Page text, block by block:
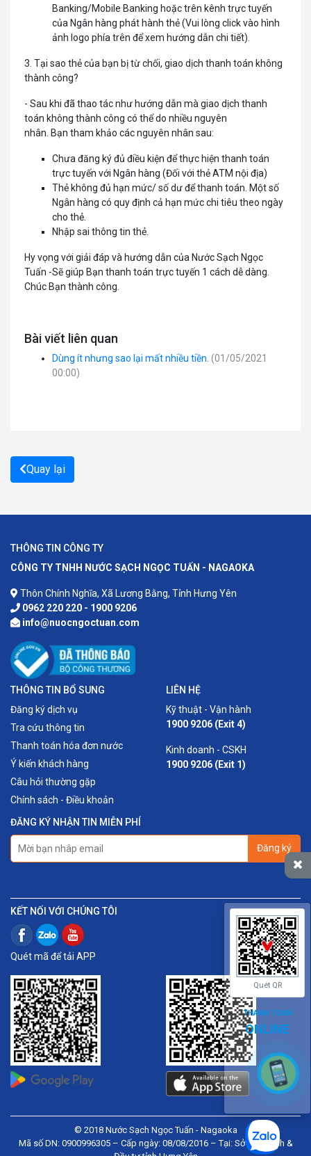
Banking/Mobile Banking hoặc trên kênh trực tuyến
của Ngân hàng phát hành thẻ(Vui lòng click vào hình
ảnh logo phía trên để xem hướng dẫn chi tiết).
3. Tại sao thẻ của bạn bị từ chối, giao dịch thanh toán không
thành công?
- Sau khi đã thao tác như hướng dẫn mà giao dịch thanh
toán không thành công có thể do nhiều nguyên
nhân. Bạn tham khảo các nguyên nhân sau:
Chưa đăng ký đủ điều kiện để thực hiện thanh toán
trực tuyến với Ngân hàng (Đối với thẻ ATM nội địa)
Thẻ không đủ hạn mức/ số dư để thanh toán. Một số
Ngân hàng có quy định cả hạn mức chi tiêu theo ngày
cho thẻ.
Nhập sai thông tin thẻ.
Hy vọng với giải đáp và hướng dẫn của Nước Sạch Ngọc
Tuấn -Sẽ giúp Bạn thanh toán trực tuyến 1 cách dễ dàng.
Chúc Bạn thành công.
Bài viết liên quan
Dùng ít nhưng sao lại mất nhiều tiền. (01/05/2021
00:00)
Quay lại
THÔNG TIN CÔNG TY
CÔNG TY TNHH NƯỚC SẠCH NGỌC TUẤN - NAGAOKA
Thôn Chính Nghĩa, Xã Lương Bằng, Tỉnh Hưng Yên
0962 220 220 - 1900 9206
info@nuocngoctuan.com
THÔNG TIN BỔ SUNG
Đăng ký dịch vụ
Tra cứu thông tin
Thanh toán hóa đơn nước
Ý kiến khách hàng
Câu hỏi thường gặp
Chính sách - Điều khoản
LIÊN HỆ
Kỹ thuật - Vận hành
1900 9206 (Exit 4)
Kinh doanh - CSKH
1900 9206 (Exit 1)
ĐĂNG KÝ NHẬN TIN MIỄN PHÍ
Đăng ký
KẾT NỐI VỚI CHÚNG TÔI
Quét mã để tải APP
© 2018 Nước Sạch Ngọc Tuấn - Nagaoka
Mã số DN: 0900996305 – Cấp ngày: 08/08/2016 – Tại: Sở Kế hoạch &
Quét QR
THANH TOÁN
ONLINE